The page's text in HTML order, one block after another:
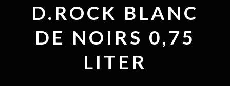
D.ROCK BLANC
DE NOIRS 0,75
LITER